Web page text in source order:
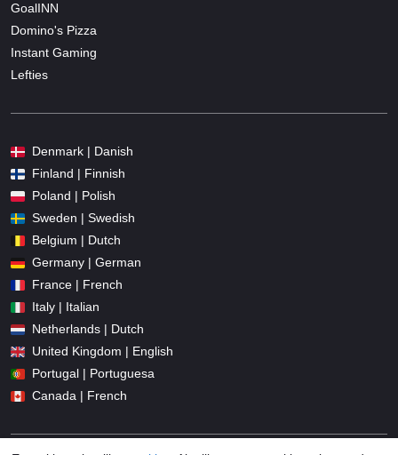
GoalINN
Domino's Pizza
Instant Gaming
Lefties
Denmark | Danish
Finland | Finnish
Poland | Polish
Sweden | Swedish
Belgium | Dutch
Germany | German
France | French
Italy | Italian
Netherlands | Dutch
United Kingdom | English
Portugal | Portuguesa
Canada | French